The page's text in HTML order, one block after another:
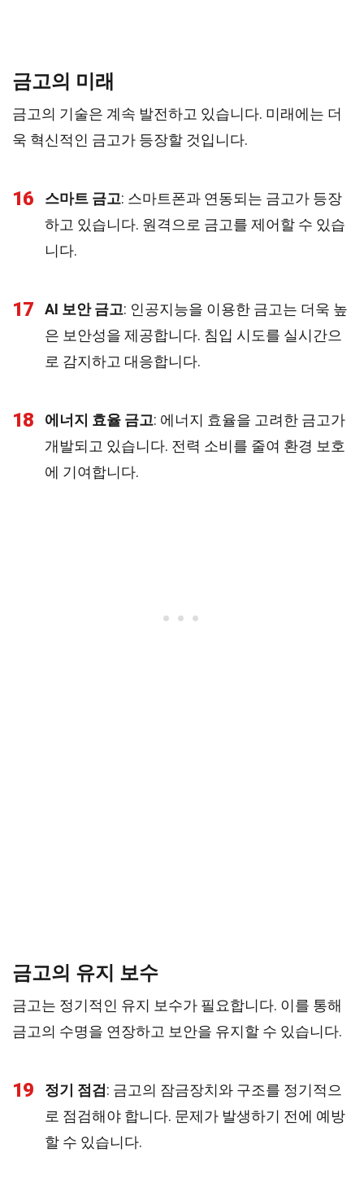
금고의 미래
금고의 기술은 계속 발전하고 있습니다. 미래에는 더
욱 혁신적인 금고가 등장할 것입니다.
16 스마트 금고: 스마트폰과 연동되는 금고가 등장
하고 있습니다. 원격으로 금고를 제어할 수 있습
니다.
17 AI 보안 금고: 인공지능을 이용한 금고는 더욱 높
은 보안성을 제공합니다. 침입 시도를 실시간으
로 감지하고 대응합니다.
18 에너지 효율 금고: 에너지 효율을 고려한 금고가
개발되고 있습니다. 전력 소비를 줄여 환경 보호
에 기여합니다.
금고의 유지 보수
금고는 정기적인 유지 보수가 필요합니다. 이를 통해
금고의 수명을 연장하고 보안을 유지할 수 있습니다.
19 정기 점검 : 금고의 잠금장치와 구조를 정기적으
로 점검해야 합니다. 문제가 발생하기 전에 예방
할 수 있습니다.